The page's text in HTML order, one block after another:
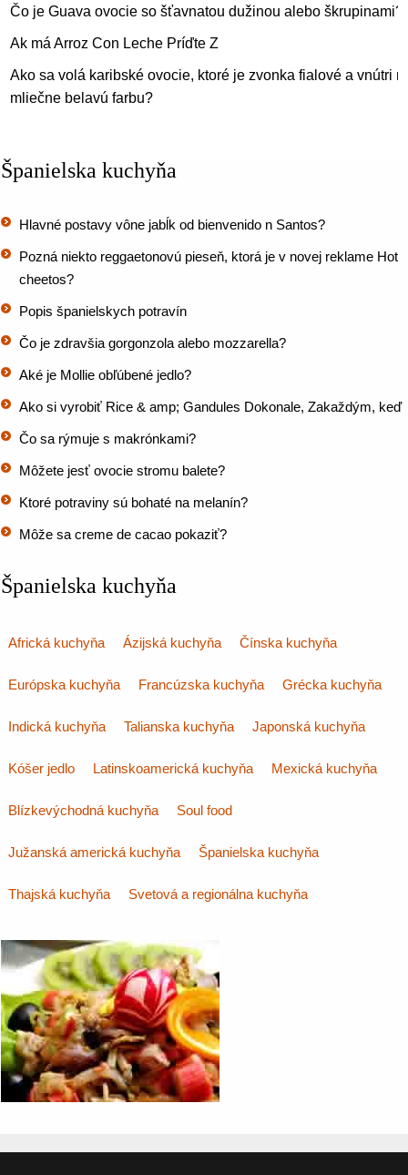
Čo je Guava ovocie so šťavnatou dužinou alebo škrupinami?
Ak má Arroz Con Leche Príďte Z
Ako sa volá karibské ovocie, ktoré je zvonka fialové a vnútri
mliečne belavú farbu?
Španielska kuchyňa
Hlavné postavy vône jabĺk od bienvenido n Santos?
Pozná niekto reggaetonovú pieseň, ktorá je v novej reklame Hot
cheetos?
Popis španielskych potravín
Čo je zdravšia gorgonzola alebo mozzarella?
Aké je Mollie obľúbené jedlo?
Ako si vyrobiť Rice & amp; Gandules Dokonale, Zakaždým, keď
Čo sa rýmuje s makrónkami?
Môžete jesť ovocie stromu balete?
Ktoré potraviny sú bohaté na melanín?
Môže sa creme de cacao pokaziť?
Španielska kuchyňa
Africká kuchyňa Ázijská kuchyňa Čínska kuchyňa
Európska kuchyňa Francúzska kuchyňa Grécka kuchyňa
Indická kuchyňa Talianska kuchyňa Japonská kuchyňa
Kóšer jedlo Latinskoamerická kuchyňa Mexická kuchyňa
Blízkevýchodná kuchyňa Soul food
Južanská americká kuchyňa Španielska kuchyňa
Thajská kuchyňa Svetová a regionálna kuchyňa